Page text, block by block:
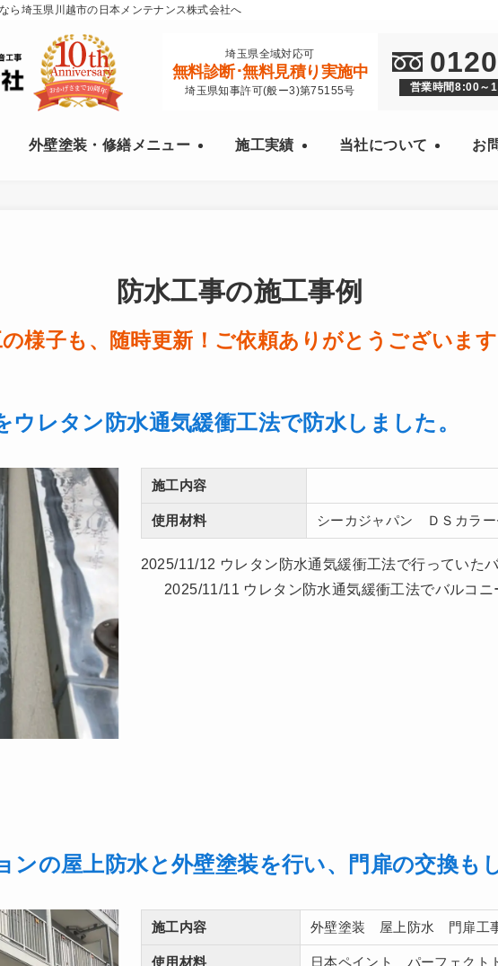
ら埼玉県川越市の日本メンテナンス株式会社へ
外壁塗装・修繕メニュー 施工実績 当社について お
埼玉県全域対応可
無料診断･無料見積り実施中
埼玉県知事許可(般ー3)第75155号 営業時間8:00～
防水工事の施工事例
様子も、随時更新！ご依頼ありがとうございます
レタン防水通気緩衝工法で防水しました。
施工内容
使用材料 シーカジャパン ＤＳカラー
2025/11/12 ウレタン防水通気緩衝工法で行ってい
2025/11/11 ウレタン防水通気緩衝工法でバルコ
の屋上防水と外壁塗装を行い、門扉の交換も
施工内容 外壁塗装 屋上防水 門扉工
使用材料 日本ペイント パーフェクト